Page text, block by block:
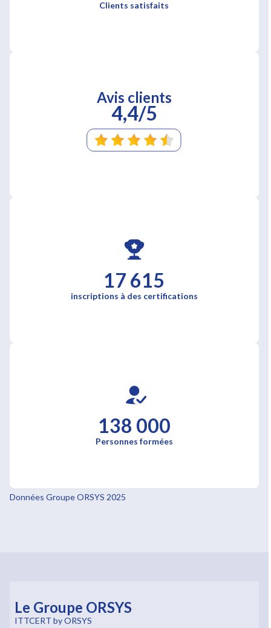
Clients satisfaits
Avis clients
4,4/5
17 615
inscriptions à des certifications
138 000
Personnes formées
Données Groupe ORSYS 2025
Le Groupe ORSYS
ITTCERT by ORSYS